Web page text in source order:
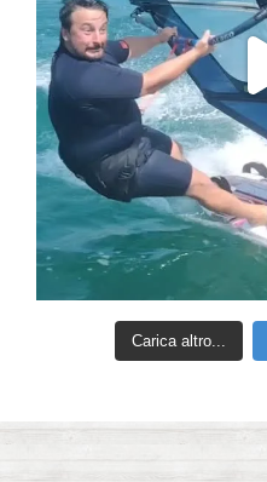
Carica altro...